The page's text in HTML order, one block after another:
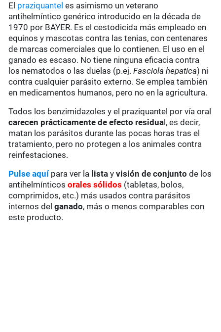
El praziquantel es asimismo un veterano
antihelmíntico genérico introducido en la década de
1970 por BAYER. Es el cestodicida más empleado en
equinos y mascotas contra las tenias, con centenares
de marcas comerciales que lo contienen. El uso en el
ganado es escaso. No tiene ninguna eficacia contra
los nematodos o las duelas (p.ej.Fasciola hepatica) ni
contra cualquier parásito externo. Se emplea también
en medicamentos humanos, pero no en la agricultura.
Todos los benzimidazoles y el praziquantel por vía oral
carecen prácticamente de efecto residua l, es decir,
matan los parásitos durante las pocas horas tras el
tratamiento, pero no protegen a los animales contra
reinfestaciones.
Pulse aquípara ver la lista yvisión de conjunto de los
antihelmínticosorales sólidos (tabletas, bolos,
comprimidos, etc.) más usados contra parásitos
internos delganado, más o menos comparables con
este producto.